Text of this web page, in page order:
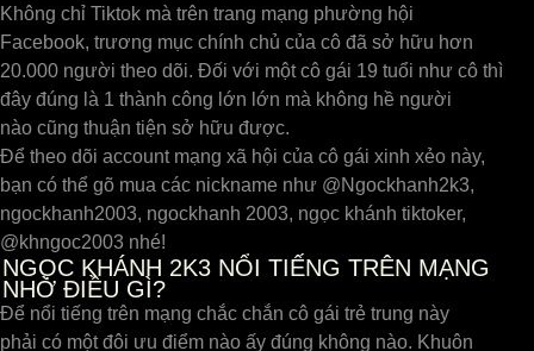
Không chỉ Tiktok mà trên trang mạng phường hội
Facebook, trương mục chính chủ của cô đã sở hữu hơn
20.000 người theo dõi. Đối với một cô gái 19 tuổi như cô thì
đây đúng là 1 thành công lớn lớn mà không hề người
nào cũng thuận tiện sở hữu được.
Để theo dõi account mạng xã hội của cô gái xinh xẻo này,
bạn có thể gõ mua các nickname như @Ngockhanh2k3,
ngockhanh2003, ngockhanh 2003, ngọc khánh tiktoker,
@khngoc2003 nhé!
NGỌC KHÁNH 2K3 NỔI TIẾNG TRÊN MẠNG
NHỜ ĐIỀU GÌ?
Để nổi tiếng trên mạng chắc chắn cô gái trẻ trung này
phải có một đôi ưu điểm nào ấy đúng không nào. Khuôn